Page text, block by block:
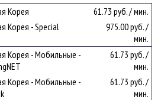
Корея
61.73 руб. / мин.
Корея - Special
975.00 руб. /
мин.
Корея - Мобильные -
61.73 руб. /
мин.
Корея - Мобильные -
61.73 руб. /
мин.